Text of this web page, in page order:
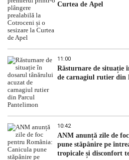
Curtea de Apel
11:00
Răsturnare de situație
de carnagiul rutier din
10:42
ANM anunță zile de
pune stăpânire pe
tropicale și disconfort